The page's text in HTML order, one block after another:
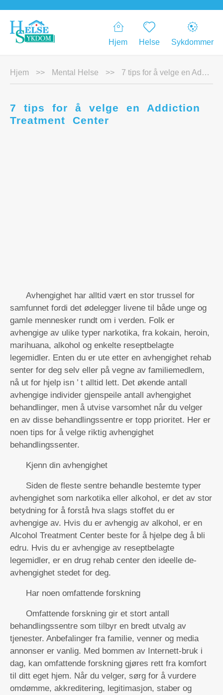
Hjem Helse Sykdommer
Hjem >> Mental Helse >> 7 tips for å velge en Addiction Treatment Center
7 tips for å velge en Addiction
Treatment Center
Avhengighet har alltid vært en stor trussel for
samfunnet fordi det ødelegger livene til både unge og
gamle mennesker rundt om i verden. Folk er
avhengige av ulike typer narkotika, fra kokain, heroin,
marihuana, alkohol og enkelte reseptbelagte
legemidler. Enten du er ute etter en avhengighet rehab
senter for deg selv eller på vegne av familiemedlem,
nå ut for hjelp isn ’ t alltid lett. Det økende antall
avhengige individer gjenspeile antall avhengighet
behandlinger, men å utvise varsomhet når du velger
en av disse behandlingssentre er topp prioritet. Her er
noen tips for å velge riktig avhengighet
behandlingssenter.
Kjenn din avhengighet
Siden de fleste sentre behandle bestemte typer
avhengighet som narkotika eller alkohol, er det av stor
betydning for å forstå hva slags stoffet du er
avhengige av. Hvis du er avhengig av alkohol, er en
Alcohol Treatment Center beste for å hjelpe deg å bli
edru. Hvis du er avhengige av reseptbelagte
legemidler, er en drug rehab center den ideelle de-
avhengighet stedet for deg.
Har noen omfattende forskning
Omfattende forskning gir et stort antall
behandlingssentre som tilbyr en bredt utvalg av
tjenester. Anbefalinger fra familie, venner og media
annonser er vanlig. Med bommen av Internett-bruk i
dag, kan omfattende forskning gjøres rett fra komfort
til ditt eget hjem. Når du velger, sørg for å vurdere
omdømme, akkreditering, legitimasjon, staber og